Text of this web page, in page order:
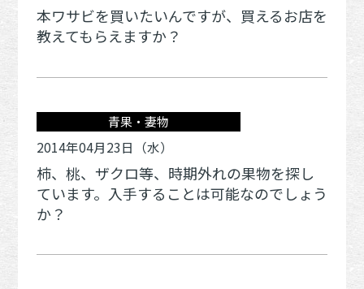
本ワサビを買いたいんですが、買えるお店を
教えてもらえますか？
青果・妻物
2014年04月23日（水）
柿、桃、ザクロ等、時期外れの果物を探し
ています。入手することは可能なのでしょう
か？